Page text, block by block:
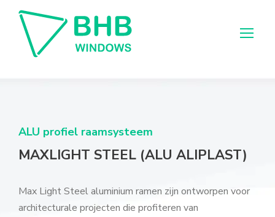
ALU profiel raamsysteem
MAXLIGHT STEEL (ALU ALIPLAST)
Max Light Steel aluminium ramen zijn ontworpen voor
architecturale projecten die profiteren van